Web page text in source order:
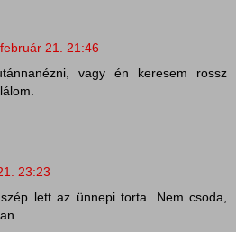
21. 21:46
vagy én keresem rossz
23:23
lett az ünnepi torta. Nem csoda,